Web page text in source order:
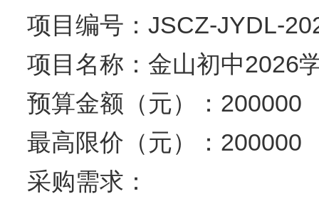
项目编号：JSCZ-JYDL-
项目名称：金山初中
预算金额（元）：200000
最高限价（元）：200000
采购需求：